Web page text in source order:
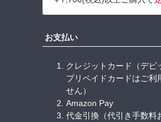
お支払い
クレジットカード（デビ
プリペイドカードはご利
せん）
Amazon Pay
代金引換（代引き手数料